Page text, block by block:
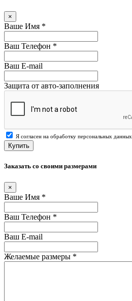
×
Ваше Имя *
Ваш Телефон *
Ваш E-mail
Защита от авто-заполнения
Я согласен на обработку персональных данных
Купить
Заказать со своими размерами
×
Ваше Имя *
Ваш Телефон *
Ваш E-mail
Желаемые размеры *